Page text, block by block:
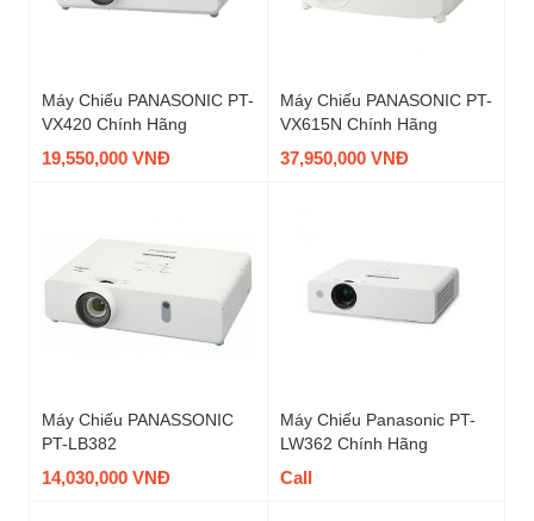
Máy Chiếu PANASONIC PT-
VX420 Chính Hãng
19,550,000 VNĐ
Máy Chiếu PANASONIC PT-
VX615N Chính Hãng
37,950,000 VNĐ
Máy Chiếu PANASSONIC
PT-LB382
14,030,000 VNĐ
Máy Chiếu Panasonic PT-
LW362 Chính Hãng
Call